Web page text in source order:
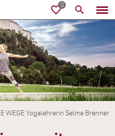
WEGE Yogalehrerin Selma Brenner